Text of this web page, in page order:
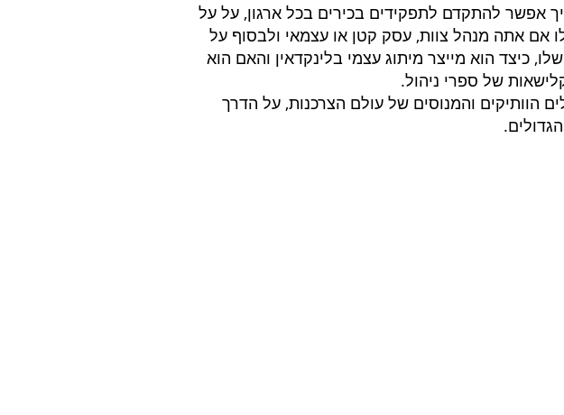
אפשר להתקדם לתפקידים בכירים בכל ארגון, על על
אם אתה מנהל צוות, עסק קטן או עצמאי ולבסוף על
כיצד הוא מייצר מיתוג עצמי בלינקדאין והאם הוא
של ספרי ניהול.
הוותיקים והמנוסים של עולם הצרכנות, על הדרך